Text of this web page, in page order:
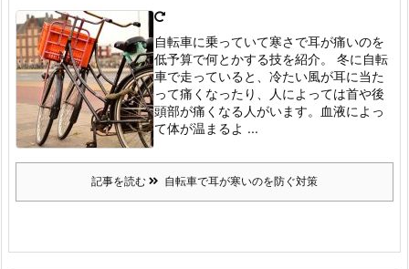
自転車に乗っていて寒さで耳が痛いのを
低予算で何とかする技を紹介。
冬に自転
車で走っていると、冷たい風が耳に当た
って痛くなったり、人によっては首や後
頭部が痛くなる人がいます。
血液によっ
て体が温まるよ ...
記事を読む 自転車で耳が寒いのを防ぐ対策